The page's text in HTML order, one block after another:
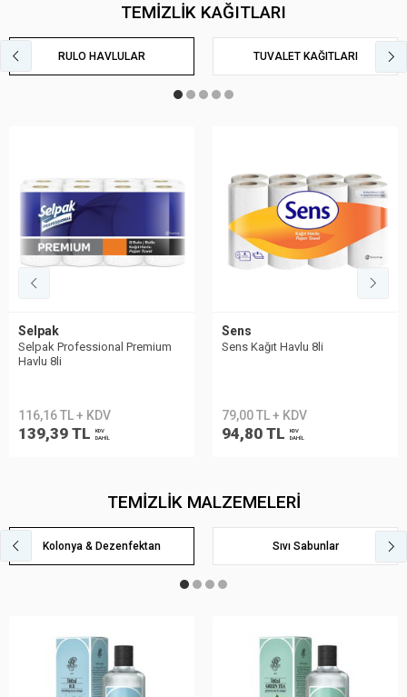
TEMİZLİK KAĞITLARI
RULO HAVLULAR TUVALET KAĞITLARI
Sens
Sens Kağıt Havlu 8li
79,00 TL + KDV
94,80 TL
KDV
DAHİL
Selpak
Selpak Professional Taşınabilir
548,23 TL + KDV
657,87 TL
DAHİL
TEMİZLİK MALZEMELERİ
Kolonya & Dezenfektan Sıvı Sabunlar